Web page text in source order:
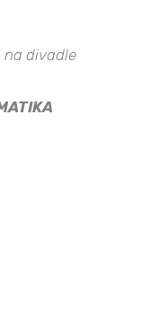
na divadle